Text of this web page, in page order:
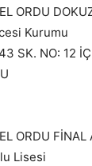
ORDU
Kurumu
SK. NO: 12
ORDU
Lisesi